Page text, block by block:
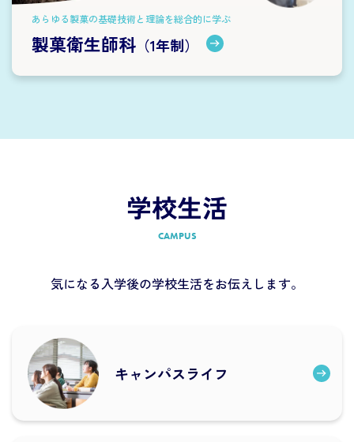
あらゆる製菓の基礎技術と理論を総合的に学ぶ
製菓衛生師科 （1年制）
学校生活
CAMPUS
気になる入学後の学校生活をお伝えします。
キャンパスライフ